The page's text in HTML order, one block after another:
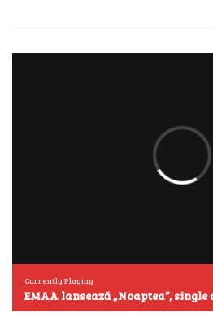
Currently Playing